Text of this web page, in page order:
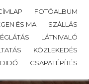
FOTÓALBUM
ÉS MA
SZÁLLÁS
LÁTNIVALÓ
KÖZLEKEDÉS
CSAPATÉPÍTÉS